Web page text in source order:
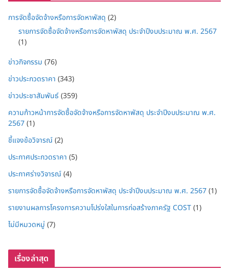
การจัดซื้อจัดจ้างหรือการจัดหาพัสดุ (2)
รายการจัดซื้อจัดจ้างหรือการจัดหาพัสดุ ประจำปีงบประมาณ พ.ศ. 2567
(1)
ข่าวกิจกรรม (76)
ข่าวประกวดราคา (343)
ข่าวประชาสัมพันธ์(359)
ความก้าวหน้าการจัดซื้อจัดจ้างหรือการจัดหาพัสดุ ประจำปีงบประมาณ พ.ศ.
2567(1)
ชี้แจงข้อวิจารณ์(2)
ประกาศประกวดราคา (5)
ประกาศร่างวิจารณ์(4)
รายการจัดซื้อจัดจ้างหรือการจัดหาพัสดุ ประจำปีงบประมาณ พ.ศ. 2567(1)
รายงานผลการโครงการความโปร่งใสในการก่อสร้างภาครัฐ COST(1)
ไม่มีหมวดหมู่ (7)
เรื่องล่าสุด